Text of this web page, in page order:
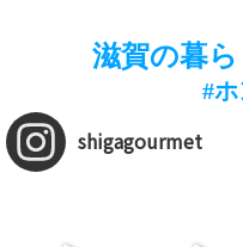
滋賀の暮ら
#
shigagourmet